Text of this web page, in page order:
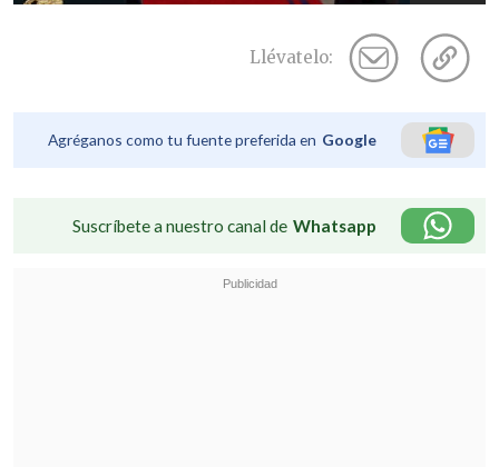
Llévatelo:
Agréganos como tu fuente preferida en Google
Suscríbete a nuestro canal de Whatsapp